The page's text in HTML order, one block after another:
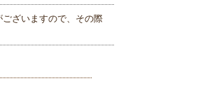
ざいますので、その際